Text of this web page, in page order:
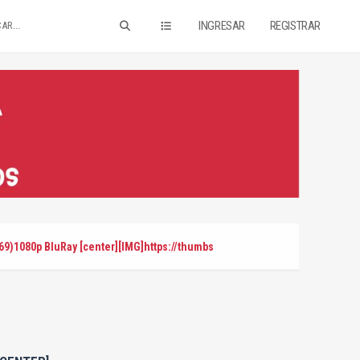
INGRESAR REGISTRAR
BluRay [center][IMG]https://thumbs